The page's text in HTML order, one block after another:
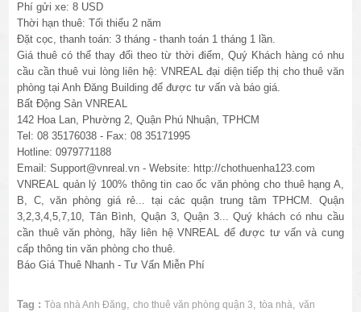
Phí gửi xe: 8 USD
Thời hạn thuê: Tối thiểu 2 năm
Đặt cọc, thanh toán: 3 tháng - thanh toán 1 tháng 1 lần.
Giá thuê có thể thay đổi theo từ thời điểm, Quý Khách hàng có nhu
cầu cần thuê vui lòng liên hệ: VNREAL đại diện tiếp thị cho thuê văn
phòng tại Anh Đăng Building để được tư vấn và báo giá.
Bất Động Sản VNREAL
142 Hoa Lan, Phường 2, Quận Phú Nhuận, TPHCM
Tel: 08 35176038 - Fax: 08 35171995
Hotline: 0979771188
Email: Support@vnreal.vn - Website: http://chothuenha123.com
VNREAL quản lý 100% thông tin cao ốc văn phòng cho thuê hạng A,
B, C, văn phòng giá rẻ... tại các quận trung tâm TPHCM. Quận
3,2,3,4,5,7,10, Tân Bình, Quận 3, Quận 3... Quý khách có nhu cầu
cần thuê văn phòng, hãy liên hệ VNREAL để được tư vấn và cung
cấp thông tin văn phòng cho thuê.
Báo Giá Thuê Nhanh - Tư Vấn Miễn Phí
Tag : Tòa nhà Anh Đăng,cho thuê văn phòng quận 3,tòa nhà,văn